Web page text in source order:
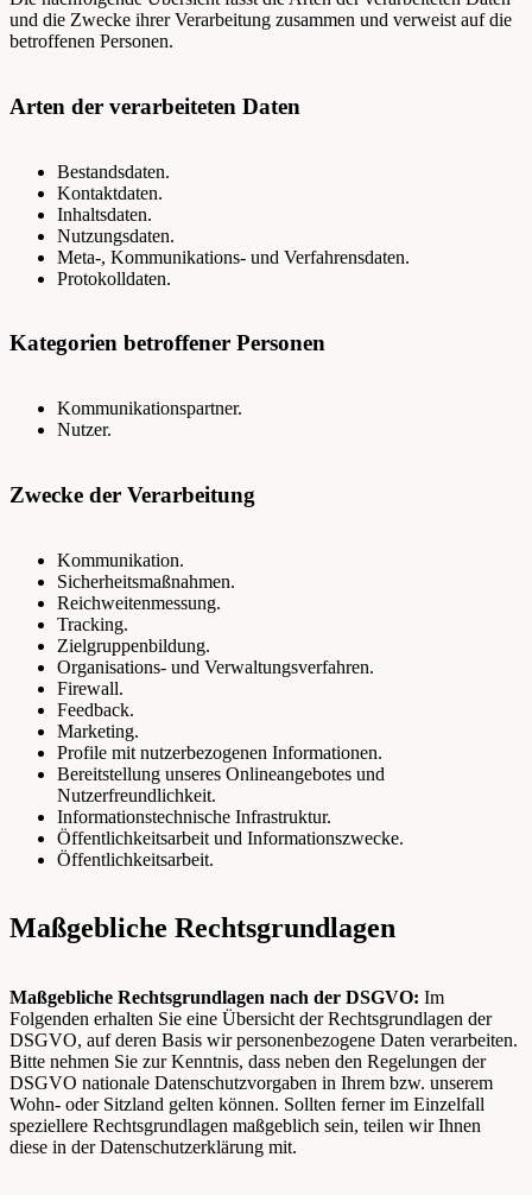
und die Zwecke ihrer Verarbeitung zusammen und verweist auf die
betroffenen Personen.
Arten der verarbeiteten Daten
Bestandsdaten.
Kontaktdaten.
Inhaltsdaten.
Nutzungsdaten.
Meta-, Kommunikations- und Verfahrensdaten.
Protokolldaten.
Kategorien betroffener Personen
Kommunikationspartner.
Nutzer.
Zwecke der Verarbeitung
Kommunikation.
Sicherheitsmaßnahmen.
Reichweitenmessung.
Tracking.
Zielgruppenbildung.
Organisations- und Verwaltungsverfahren.
Firewall.
Feedback.
Marketing.
Profile mit nutzerbezogenen Informationen.
Bereitstellung unseres Onlineangebotes und
Nutzerfreundlichkeit.
Informationstechnische Infrastruktur.
Öffentlichkeitsarbeit und Informationszwecke.
Öffentlichkeitsarbeit.
Maßgebliche Rechtsgrundlagen
Maßgebliche Rechtsgrundlagen nach der DSGVO: Im
Folgenden erhalten Sie eine Übersicht der Rechtsgrundlagen der
DSGVO, auf deren Basis wir personenbezogene Daten verarbeiten.
Bitte nehmen Sie zur Kenntnis, dass neben den Regelungen der
DSGVO nationale Datenschutzvorgaben in Ihrem bzw. unserem
Wohn- oder Sitzland gelten können. Sollten ferner im Einzelfall
speziellere Rechtsgrundlagen maßgeblich sein, teilen wir Ihnen
diese in der Datenschutzerklärung mit.